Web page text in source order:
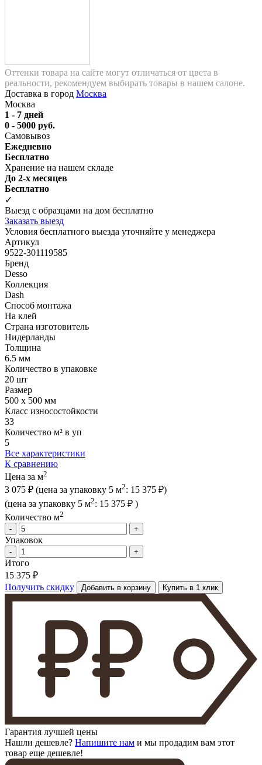
Оттенки товара на сайте могут отличаться от цвета в
реальности, рекомендуем выбирать товары в нашем салоне.
Доставка в город Москва
Москва
1 - 7 дней
0 - 5000 руб.
Самовывоз
Ежедневно
Бесплатно
Хранение на нашем складе
До 2-х месяцев
Бесплатно
✓
Выезд с образцами на дом бесплатно
Заказать выезд
Условия бесплатного выезда уточняйте у менеджера
Артикул
9522-301119585
Бренд
Desso
Коллекция
Dash
Способ монтажа
На клей
Страна изготовитель
Нидерланды
Толщина
6.5 мм
Количество в упаковке
20 шт
Размер
500 x 500 мм
Класс износостойкости
33
Количество м² в уп
5
Все характеристики
К сравнению
Цена за м2
3 075 ₽ (цена за упаковку 5 м2: 15 375 ₽)
(цена за упаковку 5 м2: 15 375 ₽ )
Количество м2
-
+
Упаковок
- +
Итого
15 375 ₽
Получить скидку
Добавить в корзину Купить в 1 клик
Гарантия лучшей цены
Нашли дешевле? Напишите нам и мы продадим вам этот
товар еще дешевле!